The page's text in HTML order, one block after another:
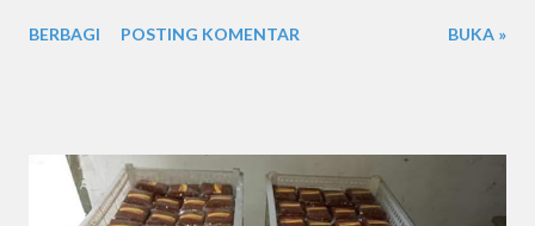
triknya. Artikel ini bakal kupas tuntas gimana biar paket
makanan ke teman di Surabaya atau Sidoarjo . Yuk, simak sampai
habis! 1. Tantangan Kirim Makanan dan Minuman Kirim dokumen
BERBAGI POSTING KOMENTAR BUKA »